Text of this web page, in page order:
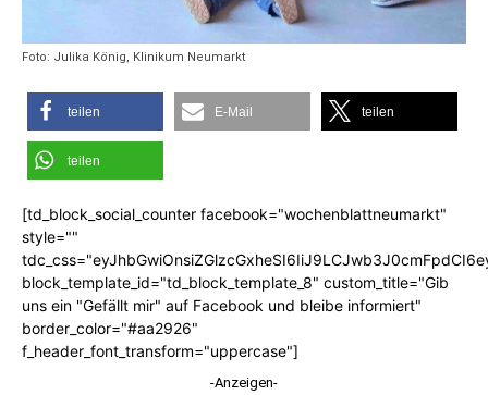
Foto: Julika König, Klinikum Neumarkt
teilen E-Mail teilen
teilen
[td_block_social_counter facebook="wochenblattneumarkt"
style=""
block_template_id="td_block_template_8" custom_title="Gib
uns ein "Gefällt mir" auf Facebook und bleibe informiert"
border_color="#aa2926"
f_header_font_transform="uppercase"]
-Anzeigen-